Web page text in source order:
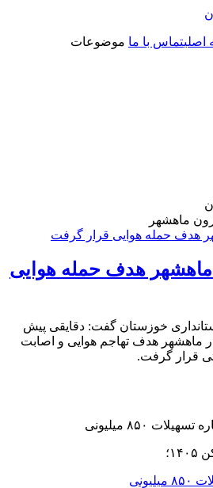
تماس با ما موضوعات
ماهشهر
هدف حمله هوایی
خوزستان گفت: دقایقی پیش
ماهشهر هدف تهاجم هوایی و اصابت
قرار گرفت.